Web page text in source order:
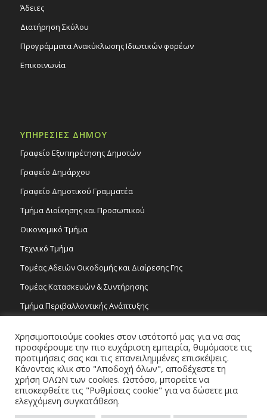
Άδειες
Διατήρηση Σκύλου
Προγράμματα Ανακύκλωσης Ιδιωτικών φορέων
Επικοινωνία
ΥΠΗΡΕΣΙΕΣ ΔΗΜΟΥ
Γραφείο Εξυπηρέτησης Δημοτών
Γραφείο Δημάρχου
Γραφείο Δημοτικού Γραμματέα
Τμήμα Διοίκησης και Προσωπικού
Οικονομικό Τμήμα
Τεχνικό Τμήμα
Τομέας Αδειών Οικοδομής και Διαίρεσης Γης
Τομέας Κατασκευών & Συντήρησης
Τμήμα Περιβαλλοντικής Ανάπτυξης
Τομέας Γραμμάτων και Τεχνών
Τροχονομία
Χρησιμοποιούμε cookies στον ιστότοπό μας για να σας
προσφέρουμε την πιο ευχάριστη εμπειρία, θυμόμαστε τις
προτιμήσεις σας και τις επανειλημμένες επισκέψεις.
Κάνοντας κλικ στο "Αποδοχή όλων", αποδέχεστε τη
χρήση ΟΛΩΝ των cookies. Ωστόσο, μπορείτε να
επισκεφθείτε τις "Ρυθμίσεις cookie" για να δώσετε μια
ελεγχόμενη συγκατάθεση.